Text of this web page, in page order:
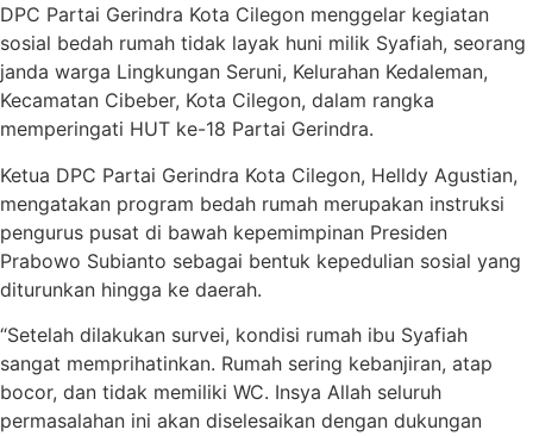
DPC Partai Gerindra Kota Cilegon menggelar kegiatan
sosial bedah rumah tidak layak huni milik Syafiah, seorang
janda warga Lingkungan Seruni, Kelurahan Kedaleman,
Kecamatan Cibeber, Kota Cilegon, dalam rangka
memperingati HUT ke-18 Partai Gerindra.
Ketua DPC Partai Gerindra Kota Cilegon, Helldy Agustian,
mengatakan program bedah rumah merupakan instruksi
pengurus pusat di bawah kepemimpinan Presiden
Prabowo Subianto sebagai bentuk kepedulian sosial yang
diturunkan hingga ke daerah.
“Setelah dilakukan survei, kondisi rumah ibu Syafiah
sangat memprihatinkan. Rumah sering kebanjiran, atap
bocor, dan tidak memiliki WC. Insya Allah seluruh
permasalahan ini akan diselesaikan dengan dukungan